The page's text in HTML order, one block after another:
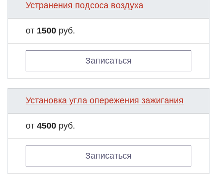
Устранения подсоса воздуха
от 1500 руб.
Записаться
Установка угла опережения зажигания
от 4500 руб.
Записаться